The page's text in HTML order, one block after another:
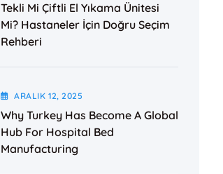
Tekli Mi Çiftli El Yıkama Ünitesi
Mi? Hastaneler İçin Doğru Seçim
Rehberi
ARALIK 12, 2025
Why Turkey Has Become A Global
Hub For Hospital Bed
Manufacturing